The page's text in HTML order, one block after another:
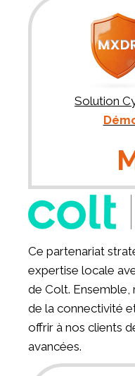
Solution
Ce partenariat
expertise locale
de Colt. Ensemble,
de la connectivité
offrir à nos clients
avancées.